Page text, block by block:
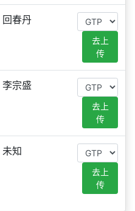
回春丹
去上
传
李宗盛
去上
传
未知
去上
传